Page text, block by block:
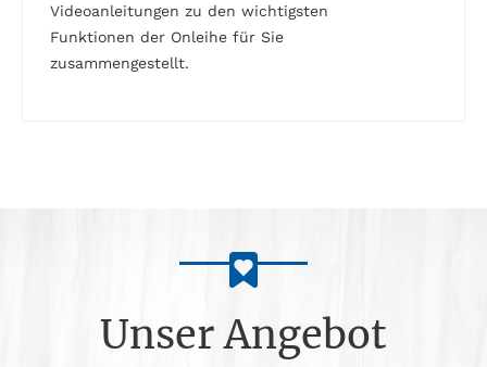
Videoanleitungen zu den wichtigsten
Funktionen der Onleihe für Sie
zusammengestellt.
Unser Angebot